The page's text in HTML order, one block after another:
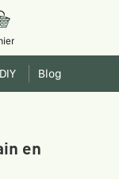
Blog
en